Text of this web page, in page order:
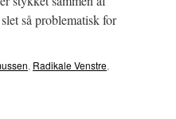
så problematisk for
, Radikale Venstre,